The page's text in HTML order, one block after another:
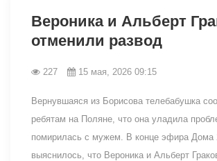
Вероника и Альберт
отменили развод
227 15 мая, 2026 09:15
Вернувшаяся из Борисова телебабушка
ребятам на Поляне, что она уладила
помирилась с мужем. В конце эфира Дома
выяснилось, что Вероника и Альберт